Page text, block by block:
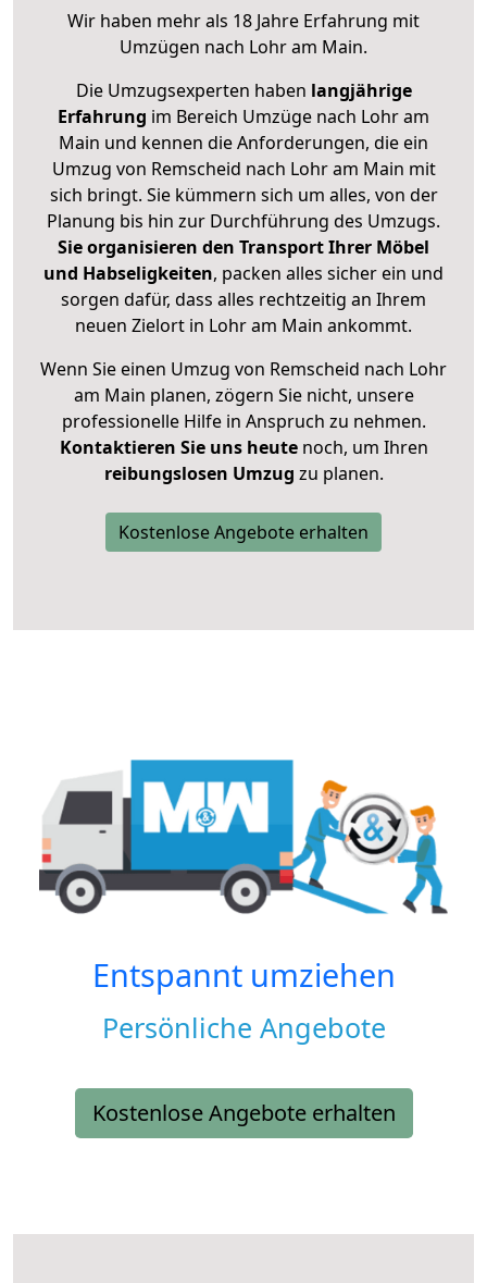
Wir haben mehr als 18 Jahre Erfahrung mit
Umzügen nach Lohr am Main.
Die Umzugsexperten haben langjährige
Erfahrung im Bereich Umzüge nach Lohr am
Main und kennen die Anforderungen, die ein
Umzug von Remscheid nach Lohr am Main mit
sich bringt. Sie kümmern sich um alles, von der
Planung bis hin zur Durchführung des Umzugs.
Sie organisieren den Transport Ihrer Möbel
und Habseligkeiten, packen alles sicher ein und
sorgen dafür, dass alles rechtzeitig an Ihrem
neuen Zielort in Lohr am Main ankommt.
Wenn Sie einen Umzug von Remscheid nach Lohr
am Main planen, zögern Sie nicht, unsere
professionelle Hilfe in Anspruch zu nehmen.
Kontaktieren Sie uns heutenoch, um Ihren
reibungslosen Umzug zu planen.
Kostenlose Angebote erhalten
Entspannt umziehen
Persönliche Angebote
Kostenlose Angebote erhalten